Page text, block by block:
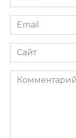
Email
Сайт
Комментарий